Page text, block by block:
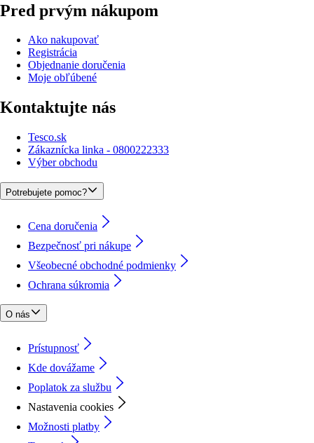
Pred prvým nákupom
Ako nakupovať
Registrácia
Objednanie doručenia
Moje obľúbené
Kontaktujte nás
Tesco.sk
Zákaznícka linka - 0800222333
Výber obchodu
Potrebujete pomoc?
Cena doručenia
Bezpečnosť pri nákupe
Všeobecné obchodné podmienky
Ochrana súkromia
O nás
Prístupnosť
Kde dovážame
Poplatok za službu
Nastavenia cookies
Možnosti platby